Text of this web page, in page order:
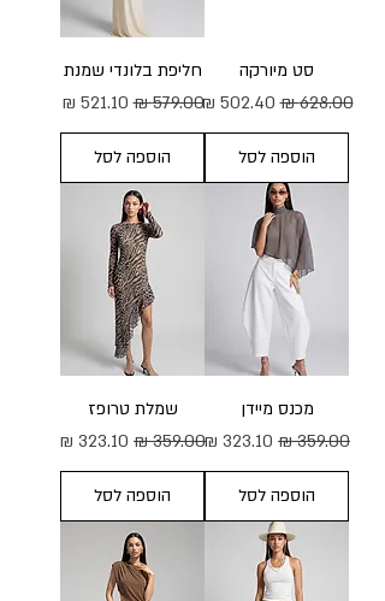
סט מיורקה
מחיר רגיל‏628.00 ‏₪ מחיר מבצע
הוספה לסל
חליפת בלונדי שמנת
מחיר רגיל‏579.00 ‏₪ מחיר מבצע
הוספה לסל
מכנס מיידן
מחיר רגיל מחיר מבצע
הוספה לסל
שמלת טרופז
מחיר רגיל מחיר מבצע
הוספה לסל